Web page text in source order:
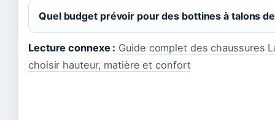
Quel budget prévoir pour des bottines à talons
Lecture connexe : Guide complet des chaussures
choisir hauteur, matière et confort